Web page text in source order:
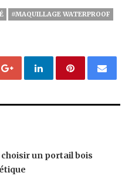
#MAQUILLAGE WATERPROOF
un portail bois